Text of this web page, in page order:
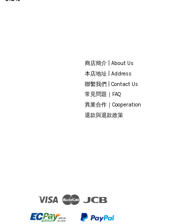
商店簡介 | About Us
本店地址 | Address
聯繫我們 | Contact Us
常見問題｜FAQ
異業合作｜Cooperation
退款與退款政策
Visa Master